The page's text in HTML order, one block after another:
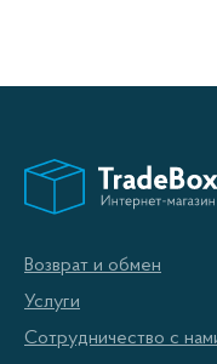
или откручивания
счет сжатого
Возврат и обмен
Услуги
Сотрудничество с